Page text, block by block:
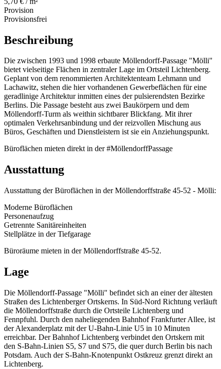
Provision
Provisionsfrei
Beschreibung
Die zwischen 1993 und 1998 erbaute Möllendorff-Passage "Mölli"
bietet vielseitige Flächen in zentraler Lage im Ortsteil Lichtenberg.
Geplant von dem renommierten Architektenteam Lehmann und
Lachawitz, stehen die hier vorhandenen Gewerbeflächen für eine
geradlinige Architektur inmitten eines der pulsierendsten Bezirke
Berlins. Die Passage besteht aus zwei Baukörpern und dem
Möllendorff-Turm als weithin sichtbarer Blickfang. Mit ihrer
optimalen Verkehrsanbindung und der reizvollen Mischung aus
Büros, Geschäften und Dienstleistern ist sie ein Anziehungspunkt.
Büroflächen mieten direkt in der #MöllendorffPassage
Ausstattung
Ausstattung der Büroflächen in der Möllendorffstraße 45-52 - Mölli:
Moderne Büroflächen
Personenaufzug
Getrennte Sanitäreinheiten
Stellplätze in der Tiefgarage
Büroräume mieten in der Möllendorffstraße 45-52.
Lage
Die Möllendorff-Passage "Mölli" befindet sich an einer der ältesten
Straßen des Lichtenberger Ortskerns. In Süd-Nord Richtung verläuft
die Möllendorffstraße durch die Ortsteile Lichtenberg und
Fennpfuhl. Durch den naheliegenden Bahnhof Frankfurter Allee, ist
der Alexanderplatz mit der U-Bahn-Linie U5 in 10 Minuten
erreichbar. Der Bahnhof Lichtenberg verbindet den Ortskern mit
den S-Bahn-Linien S5, S7 und S75, die quer durch Berlin bis nach
Potsdam. Auch der S-Bahn-Knotenpunkt Ostkreuz grenzt direkt an
Lichtenberg.